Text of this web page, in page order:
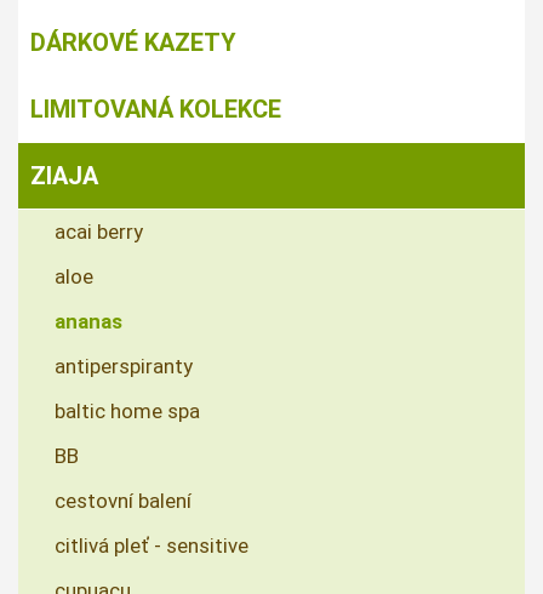
DÁRKOVÉ KAZETY
LIMITOVANÁ KOLEKCE
ZIAJA
acai berry
aloe
ananas
antiperspiranty
baltic home spa
BB
cestovní balení
citlivá pleť - sensitive